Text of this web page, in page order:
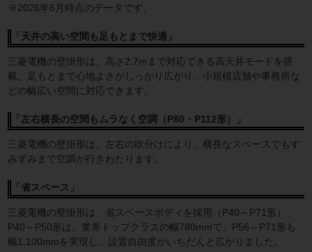
※2026年6月時点のデータです。
「天井の高い空間も足もとまで快適」
三菱電機の壁掛形は、高さ2.7mまで対応できる高天井モードを搭
載。足もとまで心地よさがしっかり広がり、小規模店舗や事務所な
どの幅広い空間に対応できます。
「左右横長の空間もムラなく空調（P80・P112形）」
三菱電機の壁掛形は、左右の吹分けにより、横長なスペースでもす
みずみまで空調が行きわたります。
「省スペース」
三菱電機の壁掛形は、省スペースボディを採用（P40～P71形）。
P40～P50形は、業界トップクラスの幅780mmで、P56～P71形も
幅1,100mmを実現し、設置自由度がいちだんと広がりました。